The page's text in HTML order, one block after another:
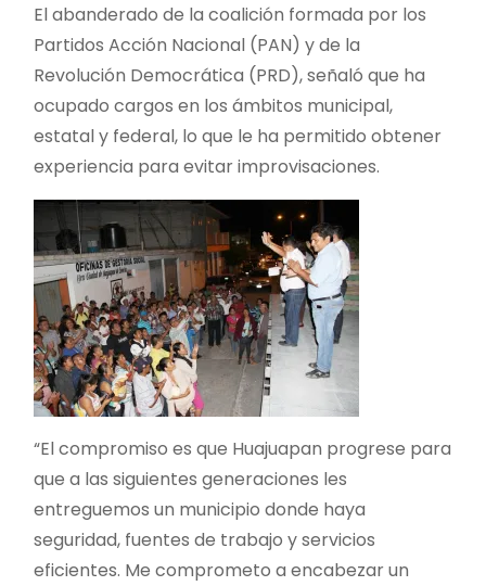
El abanderado de la coalición formada por los
Partidos Acción Nacional (PAN) y de la
Revolución Democrática (PRD), señaló que ha
ocupado cargos en los ámbitos municipal,
estatal y federal, lo que le ha permitido obtener
experiencia para evitar improvisaciones.
“El compromiso es que Huajuapan progrese para
que a las siguientes generaciones les
entreguemos un municipio donde haya
seguridad, fuentes de trabajo y servicios
eficientes. Me comprometo a encabezar un